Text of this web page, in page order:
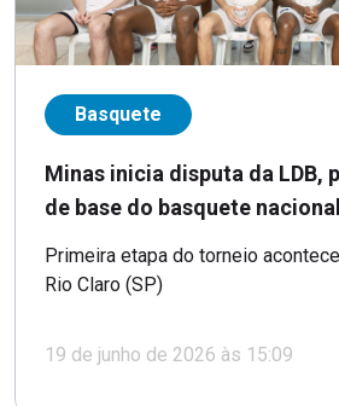
Basquete
Minas inicia disputa da LDB,
de base do basquete nacional
Primeira etapa do torneio
Rio Claro (SP)
19 de junho de 2026 às 15:09